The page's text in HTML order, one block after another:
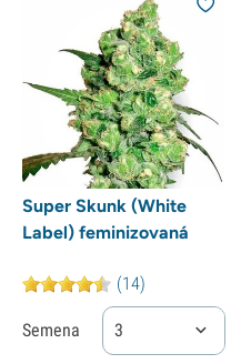
Super Skunk (White
Label) feminizovaná
(14)
Semena 3